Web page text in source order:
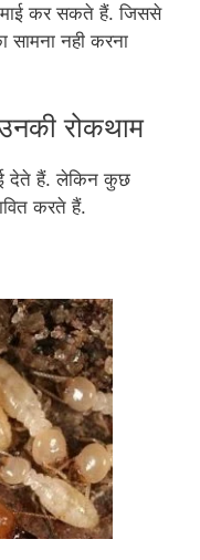
कर सकते हैं. जिससे
सामना नही करना
रोकथाम
देते हैं. लेकिन कुछ
करते हैं.